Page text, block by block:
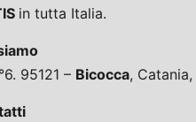
in tutta Italia.
95121 – Bicocca,